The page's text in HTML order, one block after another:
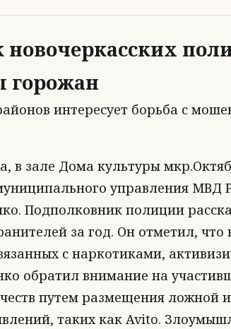
горожан
интересует борьба с
в зале Дома культуры
управления МВД
Подполковник полиции
за год. Он отметил, что
с наркотиками,
обратил внимание на
путем размещения ложной
таких как Avito.